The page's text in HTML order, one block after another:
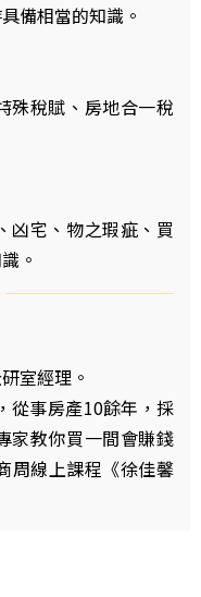
備相當的知識。
殊稅賦、房地合一稅
凶宅、物之瑕疵、買
。
室經理。
從事房產10餘年，採
家教你買一間會賺錢
周線上課程《徐佳馨